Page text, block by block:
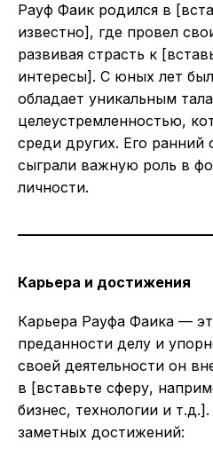
Рауф Фаик родился в
известно], где провел
развивая страсть к
интересы]. С юных лет
обладает уникальным
целеустремленностью,
среди других. Его ранний
сыграли важную роль в
личности.
Карьера и достижения
Карьера Рауфа Фаика —
преданности делу и
своей деятельности он
в [вставьте сферу,
бизнес, технологии и
заметных достижений: